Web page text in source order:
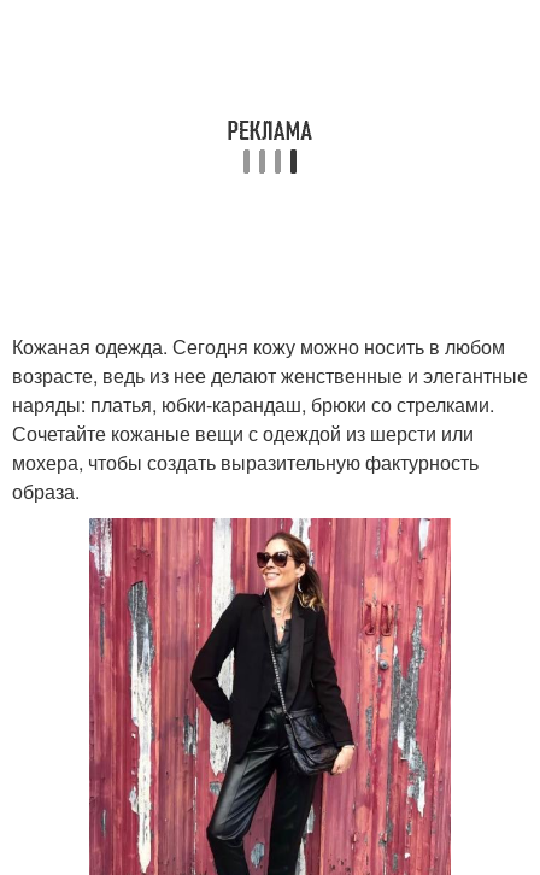
Кожаная одежда. Сегодня кожу можно носить в любом
возрасте, ведь из нее делают женственные и элегантные
наряды: платья, юбки-карандаш, брюки со стрелками.
Сочетайте кожаные вещи с одеждой из шерсти или
мохера, чтобы создать выразительную фактурность
образа.